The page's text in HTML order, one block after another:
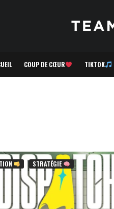
COUP DE CŒUR TIKTOK
STRATÉGIE